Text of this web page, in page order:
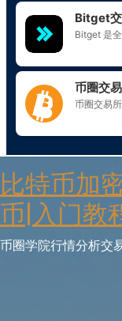
to
content
比特币加
币|入门教
币圈学院行情分析交